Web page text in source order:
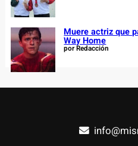
Muere actriz que
Way Home
por Redacción